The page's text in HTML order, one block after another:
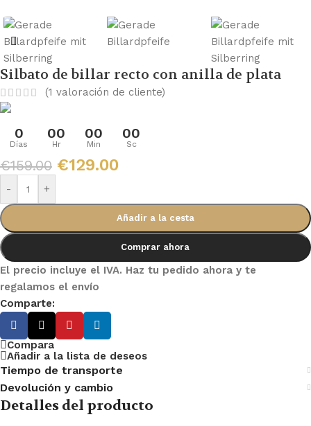
Silbato de billar recto con anilla de plata
(1 valoración de cliente)
0
Días
00
Hr
00
Min
00
Sc
€159.00 €129.00
- +
Añadir a la cesta
Comprar ahora
El precio incluye el IVA. Haz tu pedido ahora y te
regalamos el envío
Comparte:
Compara
Añadir a la lista de deseos
Tiempo de transporte
Devolución y cambio
Detalles del producto